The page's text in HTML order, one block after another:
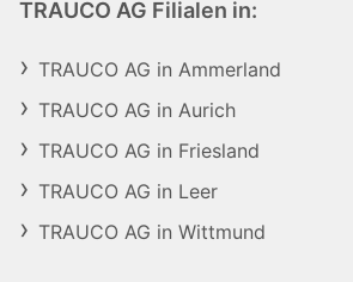
TRAUCO AG Filialen in:
TRAUCO AG in Ammerland
TRAUCO AG in Aurich
TRAUCO AG in Friesland
TRAUCO AG in Leer
TRAUCO AG in Wittmund